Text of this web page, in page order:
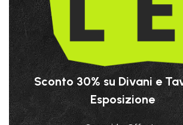
Sconto 30% su Divani e
Esposizione